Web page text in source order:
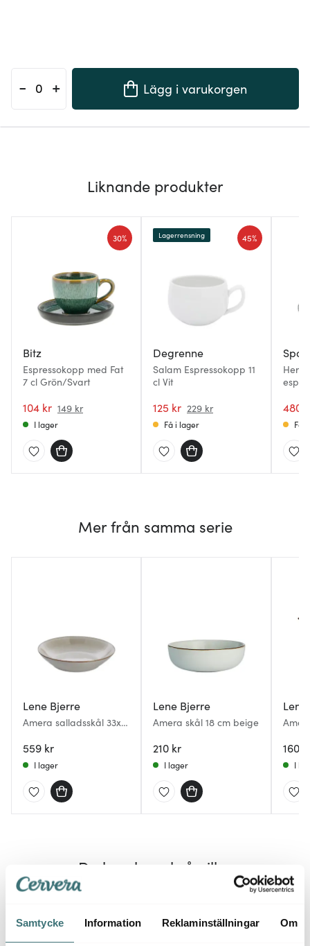
Samtycke Information Reklaminställningar Om
- + Lägg i varukorgen
Liknande produkter
Bitz
Espressokopp med Fat
7 cl Grön/Svart
104 kr 149 kr
30%
I lager
Degrenne
Salam Espressokopp 11
cl Vit
125 kr 229 kr
45%
Lagerrensning
Få i lager
480
Få
Mer från samma serie
Lene Bjerre
Amera salladsskål 33x7
559 kr
I lager
Lene Bjerre
Amera skål 18 cm beige
210 kr
I lager
160
I
Du kanske också gillar
30%